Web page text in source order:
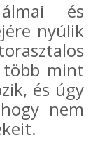
és
nyúlik
több mint
és úgy
nem